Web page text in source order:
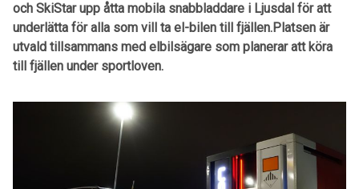
och SkiStar upp åtta mobila snabbladdare i Ljusdal för att
underlätta för alla som vill ta el-bilen till fjällen.Platsen är
utvald tillsammans med elbilsägare som planerar att köra
till fjällen under sportloven.